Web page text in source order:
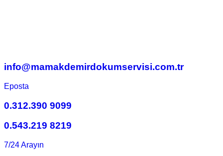
info@mamakdemirdokumservisi.com.tr
Eposta
0.312.390 9099
0.543.219 8219
7/24 Arayın